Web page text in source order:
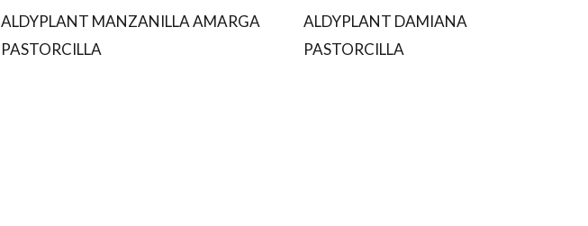
ALDYPLANT MANZANILLA AMARGA
PASTORCILLA
ALDYPLANT DAMIANA
PASTORCILLA